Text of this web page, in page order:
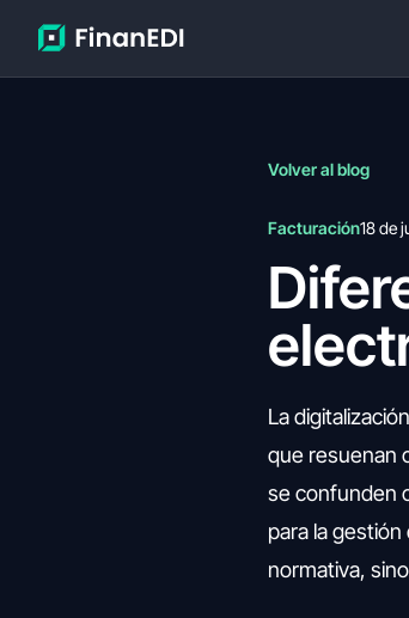
Volver al blog
Facturación18 de
La
que resuenan
se confunden
para la
normativa,